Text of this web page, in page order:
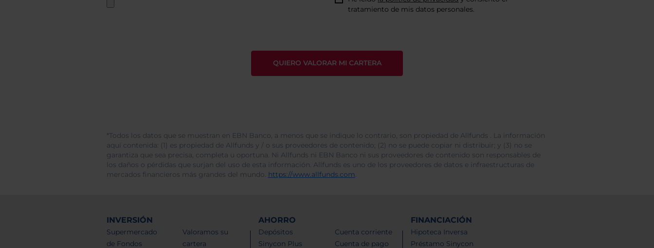
tratamiento de mis datos personales.
*Todos los datos que se muestran en EBN Banco, a menos que se indique lo contrario, son propiedad de Allfunds . La información
aquí contenida: (1) es propiedad de Allfunds y / o sus proveedores de contenido; (2) no se puede copiar ni distribuir; y (3) no se
garantiza que sea precisa, completa u oportuna. Ni Allfunds ni EBN Banco ni sus proveedores de contenido son responsables de
los daños o pérdidas que surjan del uso de esta información. Allfunds es uno de los proveedores de datos e infraestructuras de
mercados financieros más grandes del mundo. https://www.allfunds.com.
INVERSIÓN
Supermercado
de Fondos
Valoramos su
cartera
AHORRO
Depósitos
Sinycon Plus
Cuenta corriente
Cuenta de pago
FINANCIACIÓN
Hipoteca Inversa
Préstamo Sinycon